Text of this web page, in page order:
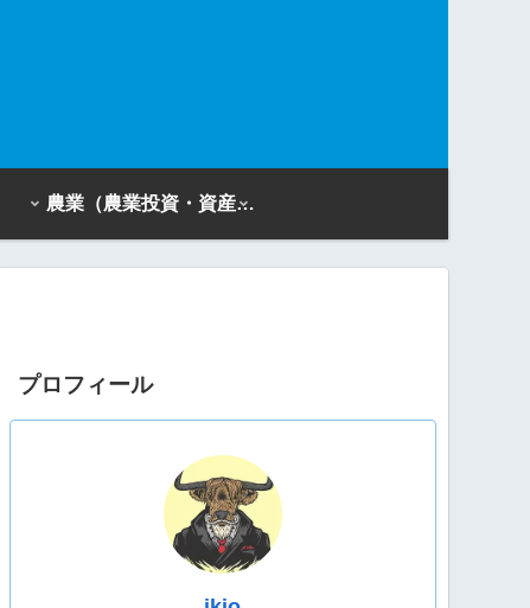
農業（農業投資・資産活用）
プロフィール